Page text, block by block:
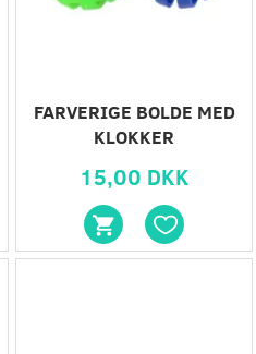
FARVERIGE BOLDE MED
KLOKKER
15,00 DKK